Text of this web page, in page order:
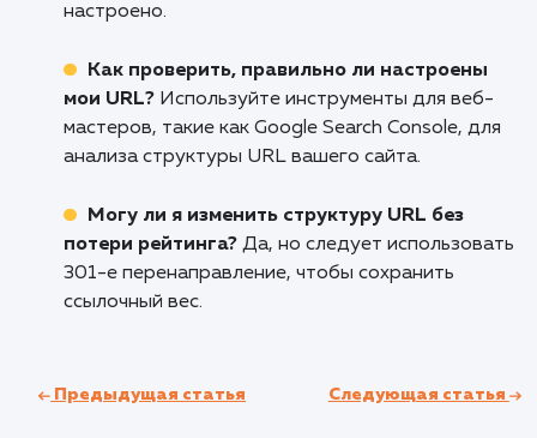
недостатки использования слэша
улучшенная индексация, возможность
дублирования контента.
загрузкой страницы.